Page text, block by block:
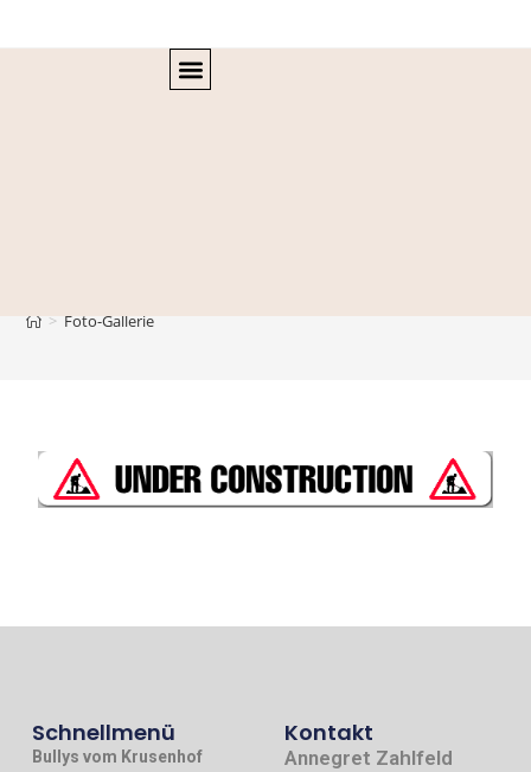
> Foto-Gallerie
Schnellmenü
Bullys vom Krusenhof
Kontakt
Annegret Zahlfeld